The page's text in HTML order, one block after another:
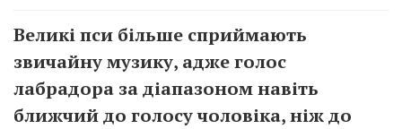
Великі пси більше сприймають
звичайну музику, адже голос
лабрадора за діапазоном навіть
ближчий до голосу чоловіка, ніж до